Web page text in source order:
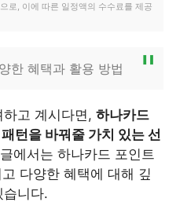
로, 이에 따른 일정액의 수수료를 제공
한 혜택과 활용 방법
고 계시다면, 하나카드
턴을 바꿔줄 가치 있는 선
에서는 하나카드 포인트
다양한 혜택에 대해 깊
습니다.